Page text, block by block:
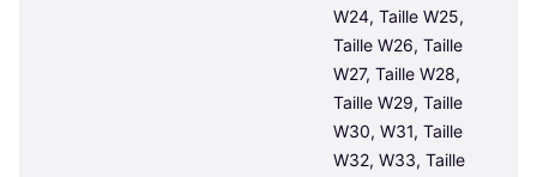
W24, Taille W25,
Taille W26, Taille
W27, Taille W28,
Taille W29, Taille
W30, W31, Taille
W32, W33, Taille